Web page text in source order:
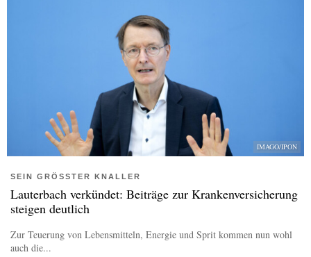
IMAGO/IPON
SEIN GRÖSSTER KNALLER
Lauterbach verkündet: Beiträge zur Krankenversicherung
steigen deutlich
Zur Teuerung von Lebensmitteln, Energie und Sprit kommen nun wohl
auch die...